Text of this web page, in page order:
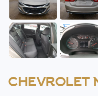
CHEVROLET